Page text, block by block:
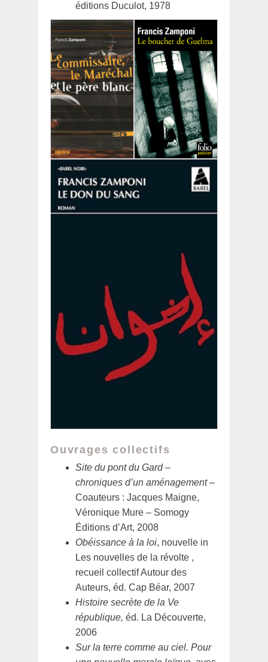
éditions Duculot, 1978
Ouvrages collectifs
Site du pont du Gard –
chroniques d’un aménagement–
Coauteurs : Jacques Maigne,
Véronique Mure – Somogy
Éditions d’Art, 2008
Obéissance à la loi, nouvelle in
Les nouvelles de la révolte ,
recueil collectif Autour des
Auteurs, éd. Cap Béar, 2007
Histoire secrète de la Ve
république, éd. La Découverte,
2006
Sur la terre comme au ciel. Pour